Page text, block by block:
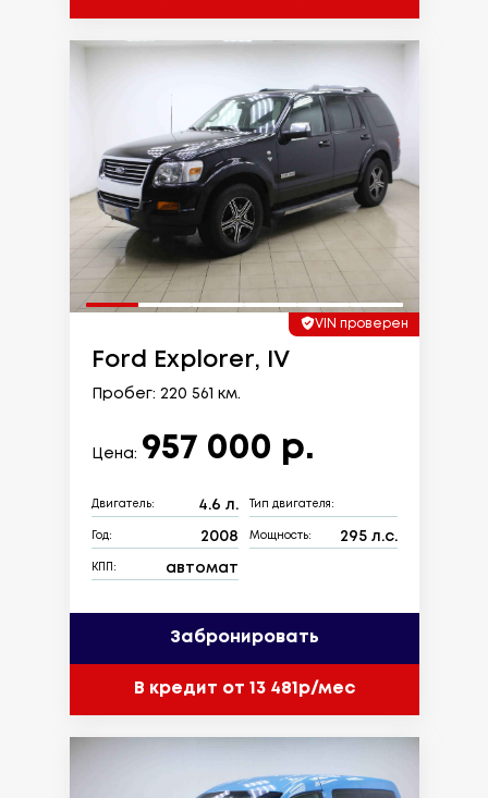
VIN проверен
Ford Explorer, IV
Пробег: 220 561 км.
Цена: 957 000 р.
Двигатель: 4.6 л. Тип двигателя:
Год: 2008 Мощность: 295 л.с.
КПП: автомат
Забронировать
В кредит от 13 481р/мес